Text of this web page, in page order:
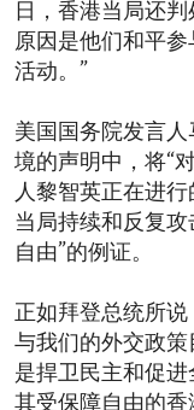
日，香港当局还
原因是他们和平
活动。”
美国国务院发言人
境的声明中，将“
人黎智英正在进行
当局持续和反复
自由”的例证。
正如拜登总统所
与我们的外交政
是捍卫民主和促
其受保障自由的